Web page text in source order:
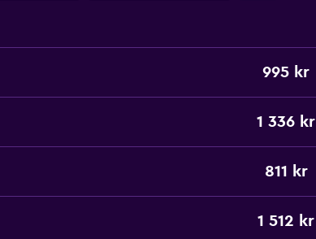
995 kr
1 336 kr
811 kr
1 512 kr